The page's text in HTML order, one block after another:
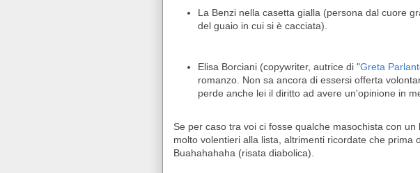
La Benzi nella casetta gialla (persona dal cuore
del guaio in cui si è cacciata).
Elisa Borciani (copywriter, autrice di "Greta
romanzo. Non sa ancora di essersi offerta
perde anche lei il diritto ad avere un'opinione in
Se per caso tra voi ci fosse qualche masochista con
molto volentieri alla lista, altrimenti ricordate che prima
Buahahahaha (risata diabolica).